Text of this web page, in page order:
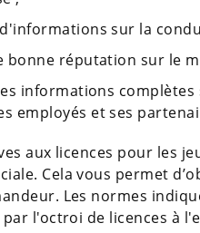
sur la
bonne réputation sur le
informations
employés et ses
aux licences pour les
Cela vous permet
Les normes
l'octroi de licences à